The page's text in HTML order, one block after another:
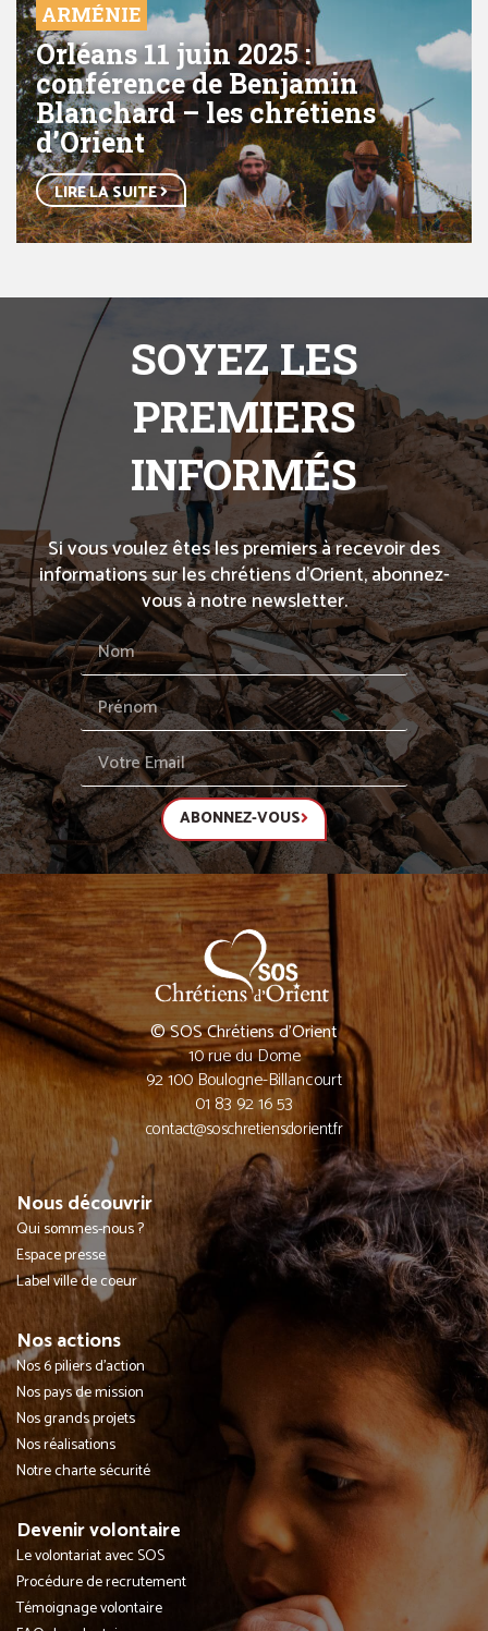
ARMÉNIE
Orléans 11 juin 2025 :
conférence de Benjamin
Blanchard – les chrétiens
d’Orient
LIRE LA SUITE
SOYEZ LES
PREMIERS
INFORMÉS
Si vous voulez êtes les premiers à recevoir des
informations sur les chrétiens d’Orient, abonnez-
vous à notre newsletter.
ABONNEZ-VOUS
© SOS Chrétiens d’Orient
10 rue du Dome
92 100 Boulogne-Billancourt
01 83 92 16 53
contact@soschretiensdorient.fr
Nous découvrir
Qui sommes-nous ?
Espace presse
Label ville de coeur
Nos actions
Nos 6 piliers d'action
Nos pays de mission
Nos grands projets
Nos réalisations
Notre charte sécurité
Devenir volontaire
Le volontariat avec SOS
Procédure de recrutement
Témoignage volontaire